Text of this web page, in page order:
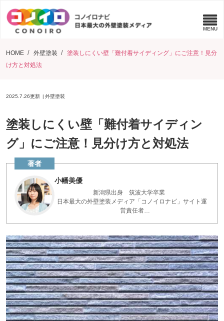
HOME 外壁塗装
塗装しにくい壁「難付着サイディング」にご注意！見分
け方と対処法
2025.7.26更新 外壁塗装
塗装しにくい壁「難付着サイディン
グ」にご注意！見分け方と対処法
小幡美優
新潟県出身 筑波大学卒業
日本最大の外壁塗装メディア「コノイロナビ」サイト運
営責任者